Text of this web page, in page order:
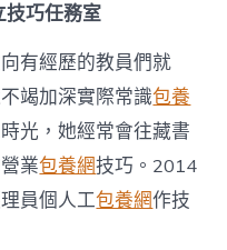
技巧任務室
有經歷的教員們就
竭加深實際常識包養
光，她經常會往藏書
業包養網技巧。2014
員個人工包養網作技